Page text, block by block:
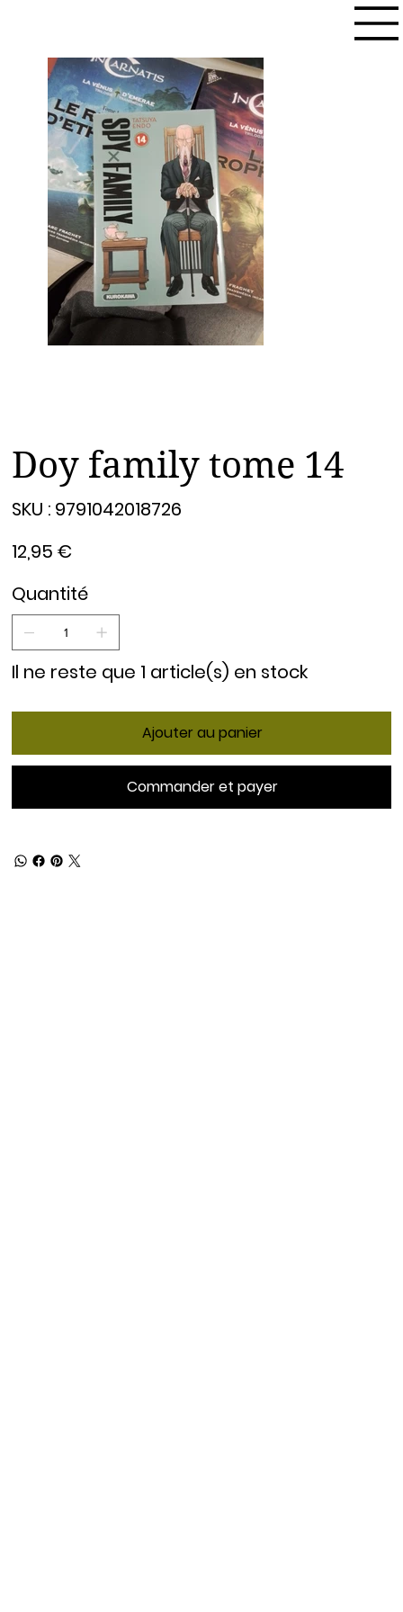
Doy family tome 14
SKU : 9791042018726
9791042018726
12,95 €
Quantité
Il ne reste que 1 article(s) en stock
Ajouter au panier
Commander et payer